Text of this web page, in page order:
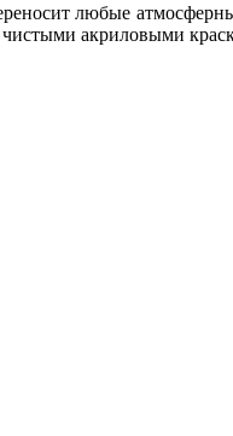
любые
акриловыми